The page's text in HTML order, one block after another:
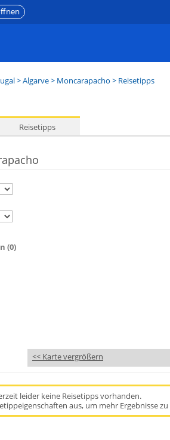
>Algarve> Moncarapacho > Reisetipps
Reisetipps
(0)
<< Karte vergrößern
leider keine Reisetipps vorhanden.
aus, um mehr Ergebnisse